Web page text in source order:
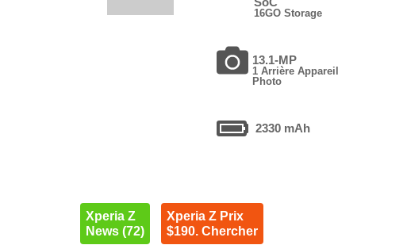
16GO Storage
13.1-MP
1 Arrière Appareil
Photo
2330 mAh
Xperia Z
News (72)
Xperia Z Prix
$190. Chercher